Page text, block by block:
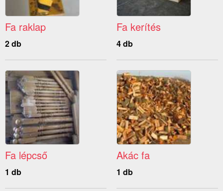
Fa raklap
2 db
Fa kerítés
4 db
Fa lépcső
1 db
Akác fa
1 db